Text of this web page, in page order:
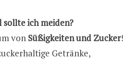
ich meiden?
von Süßigkeiten und Zucker!
Getränke,